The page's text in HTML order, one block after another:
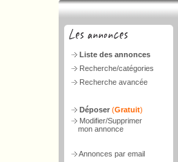
Liste des annonces
Recherche/catégories
Recherche avancée
Déposer (Gratuit)
Modifier/Supprimer
mon annonce
Annonces par email